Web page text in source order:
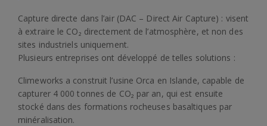
Capture directe dans l’air (DAC – Direct Air Capture) : visent
à extraire le CO₂ directement de l’atmosphère, et non des
sites industriels uniquement.
Plusieurs entreprises ont développé de telles solutions :
Climeworks a construit l’usine Orca en Islande, capable de
capturer 4 000 tonnes de CO₂ par an, qui est ensuite
stocké dans des formations rocheuses basaltiques par
minéralisation.